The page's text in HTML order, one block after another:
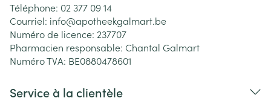
Téléphone: 02 377 09 14
Courriel: info@apotheekgalmart.be
Numéro de licence: 237707
Pharmacien responsable: Chantal Galmart
Numéro TVA: BE0880478601
Service à la clientèle